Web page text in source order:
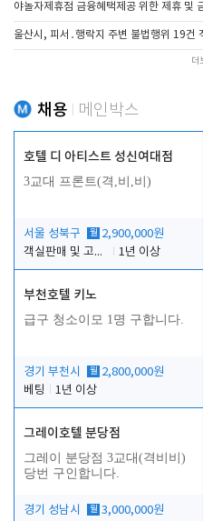
야놀자제휴점 금융혜택제공 위한 제휴 및
울산시, 피서․행락지 주변 불법행위 19건
더
채용 메인박스
호텔 디 아티스트 성신여대점
3교대 프론트(격,비,비)
서울 성북구 월 2,900,000원
객실판매 및 고객응대
1년 이상
부천호텔 키노
급구 청소이모 1명 구합니다.
경기 부천시 월 2,800,000원
베팅
1년 이상
그레이호텔 분당점
그레이 분당점 3교대(격비비)
당번 구인합니다.
경기 성남시 월 3,000,000원